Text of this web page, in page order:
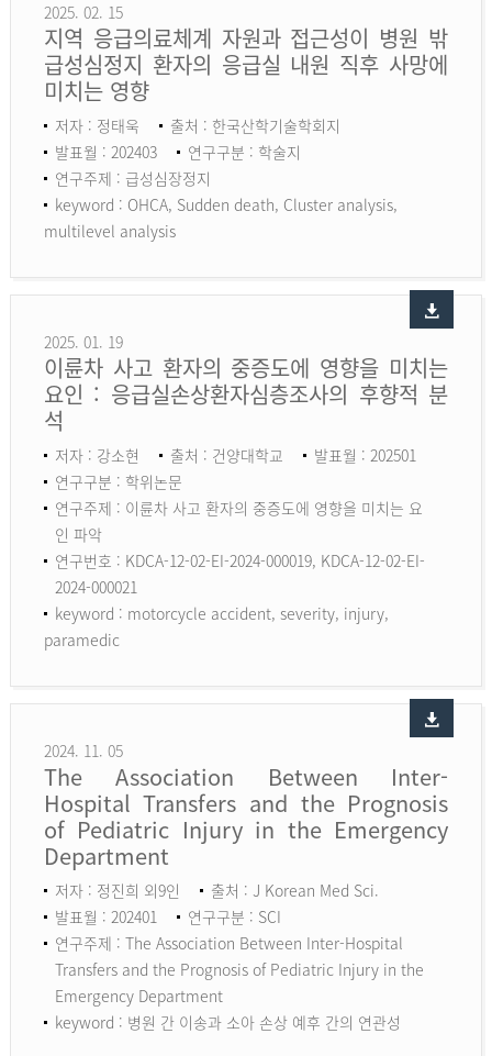
2025. 02. 15
지역 응급의료체계 자원과 접근성이 병원 밖
급성심정지 환자의 응급실 내원 직후 사망에
미치는 영향
저자 : 정태욱
출처 : 한국산학기술학회지
발표월 : 202403
연구구분 : 학술지
연구주제 : 급성심장정지
keyword : OHCA, Sudden death, Cluster analysis,
multilevel analysis
2025. 01. 19
이륜차 사고 환자의 중증도에 영향을 미치는
요인 : 응급실손상환자심층조사의 후향적 분
석
저자 : 강소현 출처 : 건양대학교
발표월 : 202501
연구구분 : 학위논문
연구주제 : 이륜차 사고 환자의 중증도에 영향을 미치는 요
인 파악
연구번호 : KDCA-12-02-EI-2024-000019, KDCA-12-02-EI-
2024-000021
keyword : motorcycle accident, severity, injury,
paramedic
2024. 11. 05
The Association Between Inter-
Hospital Transfers and the Prognosis
of Pediatric Injury in the Emergency
Department
저자 : 정진희 외9인
출처 : J Korean Med Sci.
발표월 : 202401
연구구분 : SCI
연구주제 : The Association Between Inter-Hospital
Transfers and the Prognosis of Pediatric Injury in the
Emergency Department
keyword : 병원 간 이송과 소아 손상 예후 간의 연관성